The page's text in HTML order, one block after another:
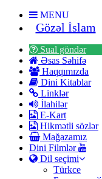
MENU
Gözəl İslam
Sual göndər
Əsas Səhifə
Haqqımızda
Dini Kitablar
Linklər
İlahilər
E-Kart
Hikmətli sözlər
Mağazamız
Dini Filmlər
Dil seçimi
Türkce